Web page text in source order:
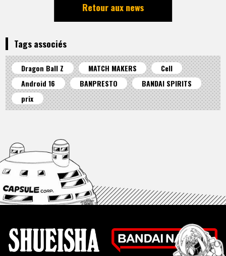
Retour aux news
Tags associés
Dragon Ball Z MATCH MAKERS
Cell
Android 16
BANPRESTO
BANDAI SPIRITS
prix